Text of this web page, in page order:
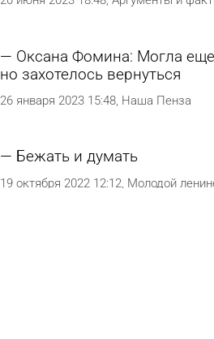
Оксана Фомина: Могла
но захотелось вернуться
26 января 2023 15:48 Наша Пенза
Бежать и думать
19 октября 2022 12:12 Молодой